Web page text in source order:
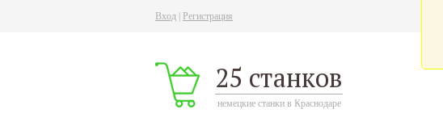
Вход Регистрация
25 станков
немецкие станки в Краснодаре